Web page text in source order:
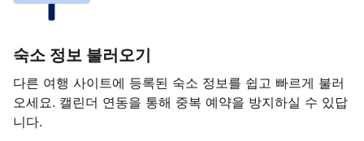
숙소 정보 불러오기
다른 여행 사이트에 등록된 숙소 정보를 쉽고 빠르게 불러
오세요. 캘린더 연동을 통해 중복 예약을 방지하실 수 있답
니다.